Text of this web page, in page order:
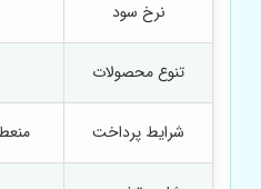
نرخ سود
تنوع محصولات
شرایط پرداخت